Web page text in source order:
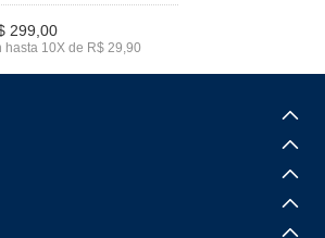
299,00
hasta 10X de R$ 29,90